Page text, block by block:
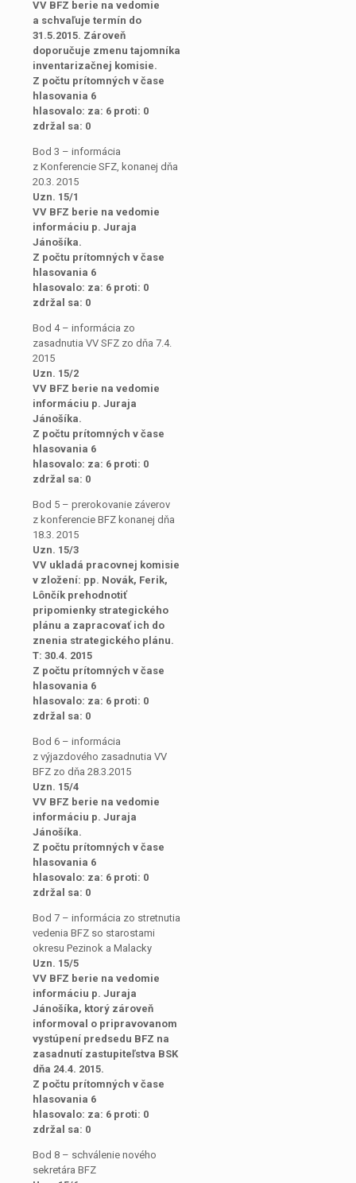
VV BFZ berie na vedomie
a schvaľuje termín do
31.5.2015. Zároveň
doporučuje zmenu tajomníka
inventarizačnej komisie.
Z počtu prítomných v čase
hlasovania 6
hlasovalo: za: 6 proti: 0
zdržal sa: 0
Bod 3 – informácia
z Konferencie SFZ, konanej dňa
20.3. 2015
Uzn. 15/1
VV BFZ berie na vedomie
informáciu p. Juraja
Jánošíka.
Z počtu prítomných v čase
hlasovania 6
hlasovalo: za: 6 proti: 0
zdržal sa: 0
Bod 4 – informácia zo
zasadnutia VV SFZ zo dňa 7.4.
2015
Uzn. 15/2
VV BFZ berie na vedomie
informáciu p. Juraja
Jánošíka.
Z počtu prítomných v čase
hlasovania 6
hlasovalo: za: 6 proti: 0
zdržal sa: 0
Bod 5 – prerokovanie záverov
z konferencie BFZ konanej dňa
18.3. 2015
Uzn. 15/3
VV ukladá pracovnej komisie
v zložení: pp. Novák, Ferik,
Lônčík prehodnotiť
pripomienky strategického
plánu a zapracovať ich do
znenia strategického plánu.
T: 30.4. 2015
Z počtu prítomných v čase
hlasovania 6
hlasovalo: za: 6 proti: 0
zdržal sa: 0
Bod 6 – informácia
z výjazdového zasadnutia VV
BFZ zo dňa 28.3.2015
Uzn. 15/4
VV BFZ berie na vedomie
informáciu p. Juraja
Jánošíka.
Z počtu prítomných v čase
hlasovania 6
hlasovalo: za: 6 proti: 0
zdržal sa: 0
Bod 7 – informácia zo stretnutia
vedenia BFZ so starostami
okresu Pezinok a Malacky
Uzn. 15/5
VV BFZ berie na vedomie
informáciu p. Juraja
Jánošíka, ktorý zároveň
informoval o pripravovanom
vystúpení predsedu BFZ na
zasadnutí zastupiteľstva BSK
dňa 24.4. 2015.
Z počtu prítomných v čase
hlasovania 6
hlasovalo: za: 6 proti: 0
zdržal sa: 0
Bod 8 – schválenie nového
sekretára BFZ